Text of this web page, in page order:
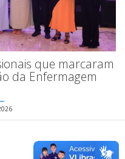
que marcaram
da Enfermagem